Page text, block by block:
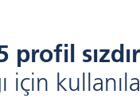
profil
için